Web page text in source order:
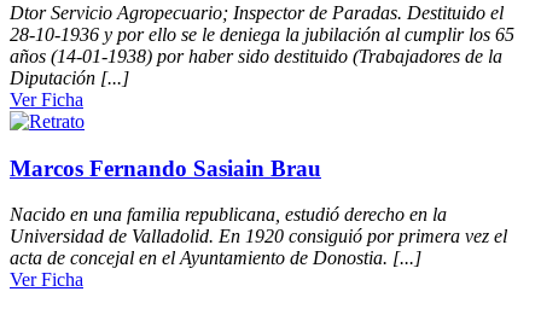
Dtor Servicio Agropecuario; Inspector de Paradas. Destituido el
28-10-1936 y por ello se le deniega la jubilación al cumplir los 65
años (14-01-1938) por haber sido destituido (Trabajadores de la
Diputación [...]
Ver Ficha
Marcos Fernando Sasiain Brau
Nacido en una familia republicana, estudió derecho en la
Universidad de Valladolid. En 1920 consiguió por primera vez el
acta de concejal en el Ayuntamiento de Donostia. [...]
Ver Ficha